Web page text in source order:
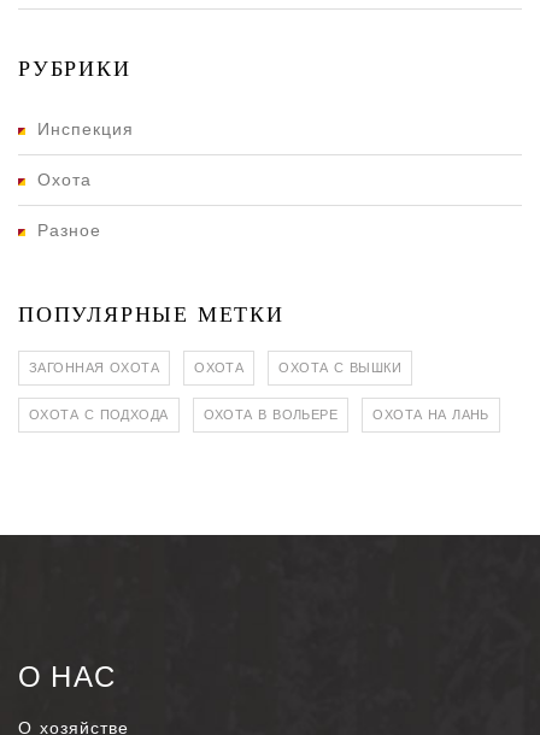
РУБРИКИ
Инспекция
Охота
Разное
ПОПУЛЯРНЫЕ МЕТКИ
ЗАГОННАЯ ОХОТА ОХОТА ОХОТА С ВЫШКИ
ОХОТА С ПОДХОДА ОХОТА В ВОЛЬЕРЕ ОХОТА НА ЛАНЬ
О НАС
О хозяйстве